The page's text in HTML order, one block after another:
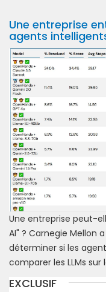
Une entreprise
agents
Une entreprise peut-
AI" ? Carnegie Mellon
déterminer si les
comparer les LLMs
EXCLUSIF